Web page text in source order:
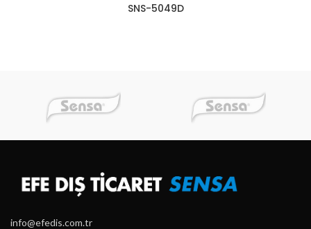
SNS-5049D
info@efedis.com.tr